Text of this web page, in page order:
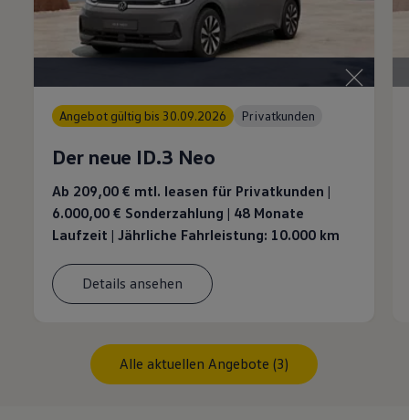
Angebot gültig bis 30.09.2026 Privatkunden
Der neue ID.3 Neo
Ab 209,00 € mtl. leasen für Privatkunden |
6.000,00 € Sonderzahlung | 48 Monate
Laufzeit | Jährliche Fahrleistung: 10.000 km
Details ansehen
Alle aktuellen Angebote (3)